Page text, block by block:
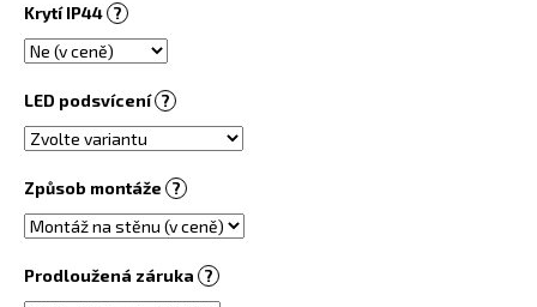
Krytí IP44 ?
LED podsvícení ?
Způsob montáže ?
Prodloužená záruka ?
050
Kč